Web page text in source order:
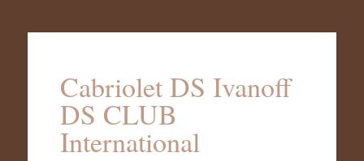
Cabriolet DS Ivanoff
DS CLUB
International